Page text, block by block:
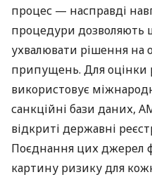
процес — насправді
процедури дозволяють
ухвалювати рішення на
припущень. Для оцінки
використовує
санкційні бази даних,
відкриті державні
Поєднання цих джерел
картину ризику для